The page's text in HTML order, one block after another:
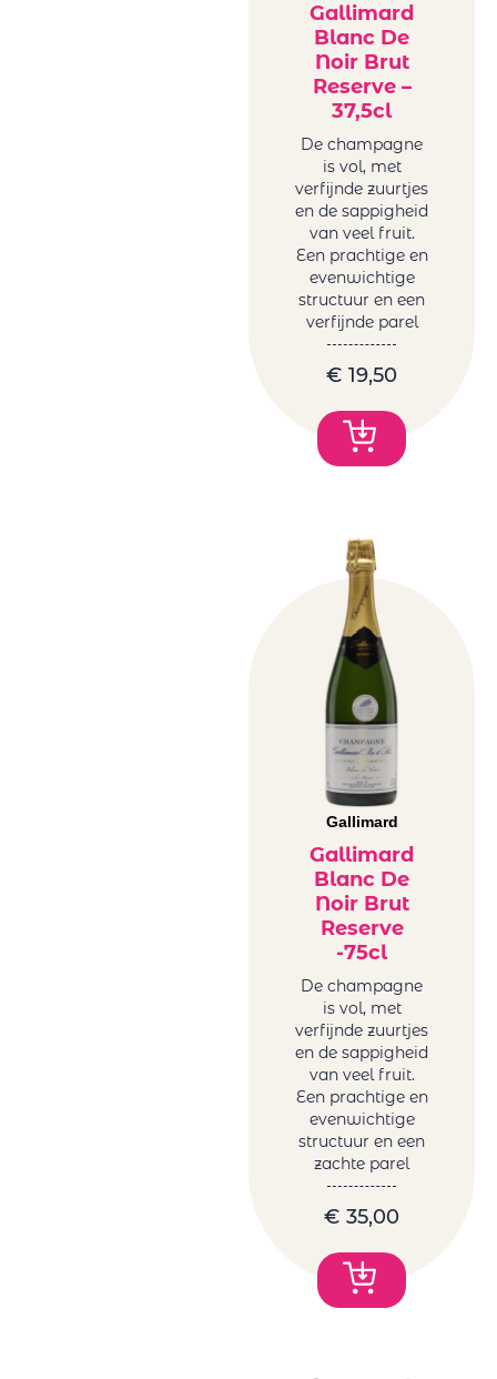
Gallimard
Blanc De
Noir Brut
Reserve –
37,5cl
De champagne
is vol, met
verfijnde zuurtjes
en de sappigheid
van veel fruit.
Een prachtige en
evenwichtige
structuur en een
verfijnde parel
€ 19,50
Gallimard
Gallimard
Blanc De
Noir Brut
Reserve
-75cl
De champagne
is vol, met
verfijnde zuurtjes
en de sappigheid
van veel fruit.
Een prachtige en
evenwichtige
structuur en een
zachte parel
€ 35,00